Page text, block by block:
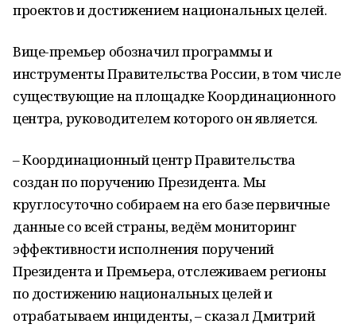
проектов и достижением национальных целей.
Вице-премьер обозначил программы и
инструменты Правительства России, в том числе
существующие на площадке Координационного
центра, руководителем которого он является.
– Координационный центр Правительства
создан по поручению Президента. Мы
круглосуточно собираем на его базе первичные
данные со всей страны, ведём мониторинг
эффективности исполнения поручений
Президента и Премьера, отслеживаем регионы
по достижению национальных целей и
отрабатываем инциденты, – сказал Дмитрий